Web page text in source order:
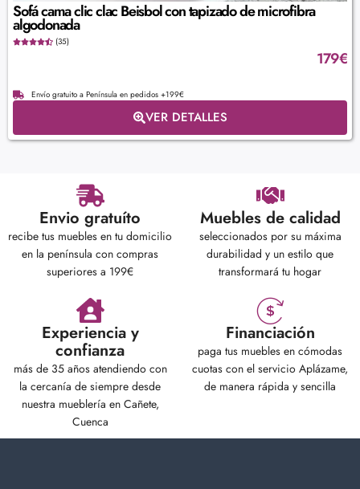
Sofá cama clic clac Beisbol con tapizado de microfibra
algodonada
(35)
179€
Envío gratuito a Península en pedidos +199€
VER DETALLES
Envio gratuíto
recibe tus muebles en tu domicilio
en la península con compras
superiores a 199€
Muebles de calidad
seleccionados por su máxima
durabilidad y un estilo que
transformará tu hogar
Experiencia y
confianza
más de 35 años atendiendo con
la cercanía de siempre desde
nuestra mueblería en Cañete,
Cuenca
Financiación
paga tus muebles en cómodas
cuotas con el servicio Aplázame,
de manera rápida y sencilla